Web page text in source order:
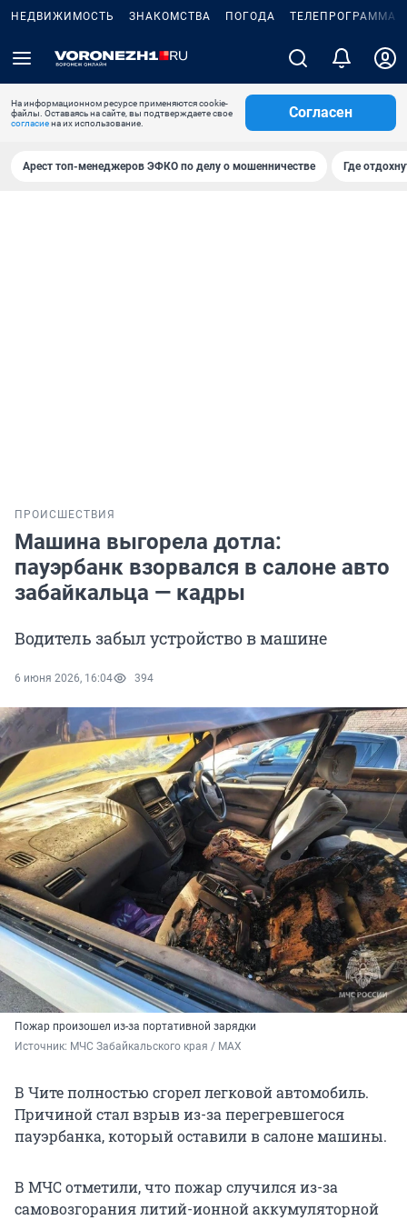
НЕДВИЖИМОСТЬ ЗНАКОМСТВА ПОГОДА ТЕЛЕПРОГРАММА
На информационном ресурсе применяются cookie-
файлы. Оставаясь на сайте, вы подтверждаете свое
согласиена их использование.
Согласен
Арест топ-менеджеров ЭФКО по делу о мошенничестве Где
ПРОИСШЕСТВИЯ
Машина выгорела дотла:
пауэрбанк взорвался в салоне авто
забайкальца — кадры
Водитель забыл устройство в машине
6 июня 2026, 16:04 394
Пожар произошел из-за портативной зарядки
Источник: МЧС Забайкальского края / МАХ
В Чите полностью сгорел легковой автомобиль.
Причиной стал взрыв из-за перегревшегося
пауэрбанка, который оставили в салоне машины.
В МЧС отметили, что пожар случился из-за
самовозгорания литий-ионной аккумуляторной